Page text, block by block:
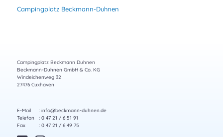
Campingplatz Beckmann-Duhnen
Campingplatz Beckmann Duhnen
Beckmann-Duhnen GmbH & Co. KG
Windeichenweg 32
27476 Cuxhaven
E-Mail : info@beckmann-duhnen.de
Telefon
: 0 47 21 / 6 51 91
Fax
: 0 47 21 / 6 49 75